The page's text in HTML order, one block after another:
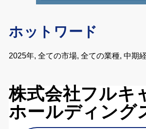
ホットワード
2025年, 全ての市場, 全ての業種, 中期
株式会社フルキ
ホールディング